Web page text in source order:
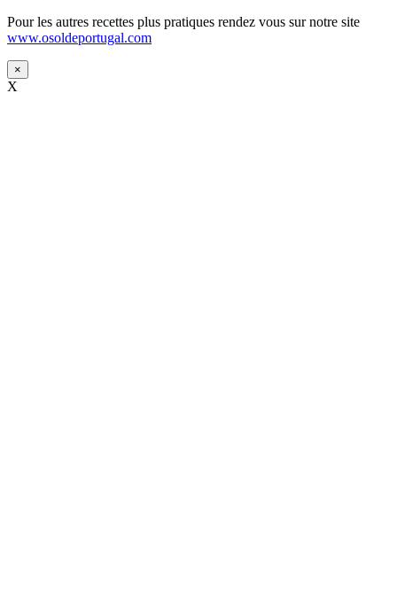
Pour les autres recettes plus pratiques rendez vous sur notre site
www.osoldeportugal.com
×
X